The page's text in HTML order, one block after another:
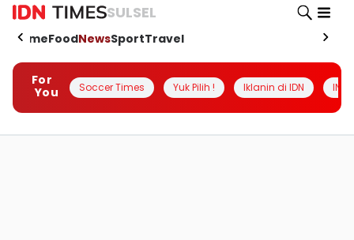
SULSEL
HomeFoodNewsSportTravel
For
You
Soccer Times Yuk Pilih ! Iklanin di IDN